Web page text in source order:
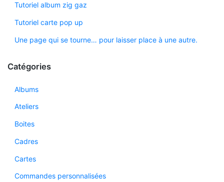
Tutoriel album zig gaz
Tutoriel carte pop up
Une page qui se tourne… pour laisser place à une autre.
Catégories
Albums
Ateliers
Boites
Cadres
Cartes
Commandes personnalisées